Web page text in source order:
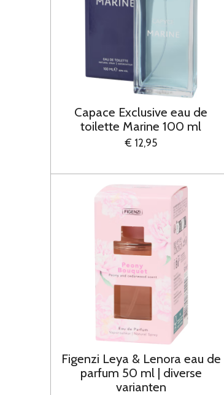
Capace Exclusive eau de
toilette Marine 100 ml
€ 12,95
Figenzi Leya & Lenora eau de
parfum 50 ml | diverse
varianten